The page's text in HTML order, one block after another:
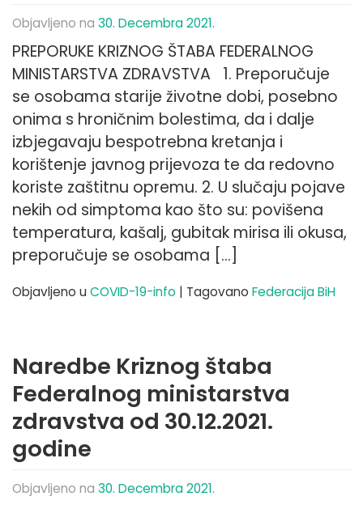
Objavljeno na 30. Decembra 2021.
PREPORUKE KRIZNOG ŠTABA FEDERALNOG
MINISTARSTVA ZDRAVSTVA 1. Preporučuje
se osobama starije životne dobi, posebno
onima s hroničnim bolestima, da i dalje
izbjegavaju bespotrebna kretanja i
korištenje javnog prijevoza te da redovno
koriste zaštitnu opremu. 2. U slučaju pojave
nekih od simptoma kao što su: povišena
temperatura, kašalj, gubitak mirisa ili okusa,
preporučuje se osobama […]
Objavljeno u COVID-19-info | Tagovano Federacija BiH
Naredbe Kriznog štaba
Federalnog ministarstva
zdravstva od 30.12.2021.
godine
Objavljeno na 30. Decembra 2021.